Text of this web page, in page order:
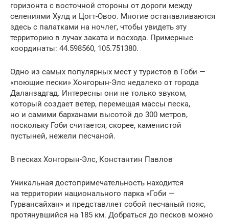
горизонта с восточной стороны от дороги между
селениями Хулд и Цогт-Овоо. Многие останавливаются
здесь с палатками на ночлег, чтобы увидеть эту
территорию в лучах заката и восхода. Примерные
координаты: 44.598560, 105.751380.
Одно из самых популярных мест у туристов в Гоби —
«поющие пески» Хонгорын-Элс недалеко от города
Даланзадгад. Интересны они не только звуком,
который создает ветер, перемещая массы песка,
но и самими барханами высотой до 300 метров,
поскольку Гоби считается, скорее, каменистой
пустыней, нежели песчаной.
В песках Хонгорын-Элс, Константин Павлов
Уникальная достопримечательность находится
на территории национального парка «Гоби —
Гурвансайхан» и представляет собой песчаный пояс,
протянувшийся на 185 км. Добраться до песков можно